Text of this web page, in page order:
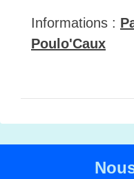
Informations :
Poulo'Caux